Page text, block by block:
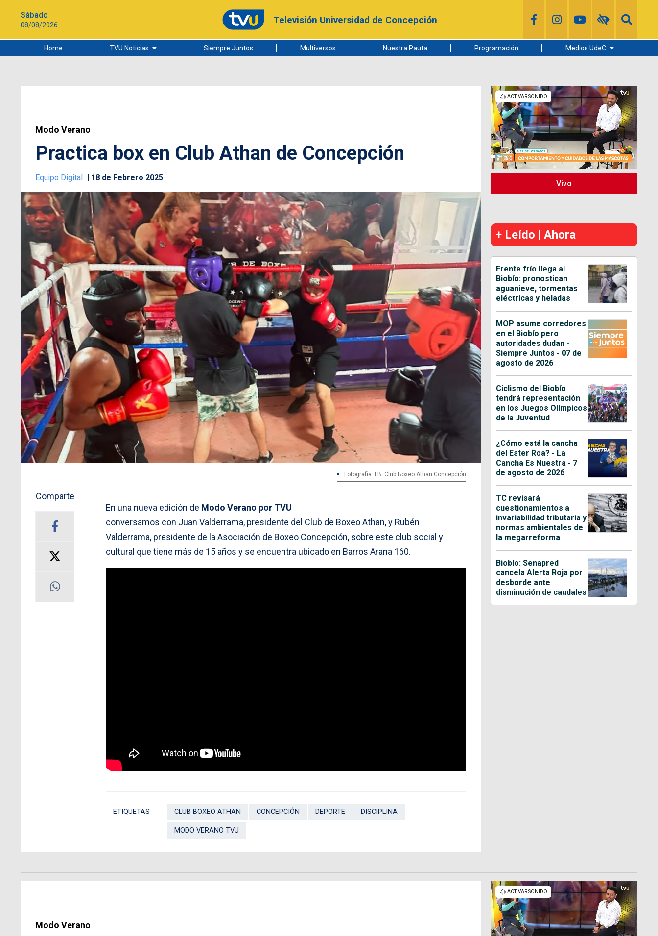
Sábado
08/08/2026 Televisión Universidad de Concepción
Home TVU Noticias
Ciudad
Siempre Juntos Multiversos Nuestra Pauta Programación Medios UdeC
Radio UdeC
Noticias UdeC
La Discusión
Modo Verano
Practica box en Club Athan de Concepción
Equipo Digital 18 de Febrero 2025
Fotografía: FB: Club Boxeo Athan Concepción
Comparte
En una nueva edición de Modo Verano por TVU
conversamos con Juan Valderrama, presidente del Club de Boxeo Athan, y Rubén
Valderrama, presidente de la Asociación de Boxeo Concepción, sobre este club social y
cultural que tiene más de 15 años y se encuentra ubicado en Barros Arana 160.
ETIQUETAS CLUB BOXEO ATHAN CONCEPCIÓN DEPORTE DISCIPLINA
MODO VERANO TVU
Vivo
+ Leído | Ahora
Frente frío llega al
Biobío: pronostican
aguanieve, tormentas
eléctricas y heladas
MOP asume corredores
en el Biobío pero
autoridades dudan -
Siempre Juntos - 07 de
agosto de 2026
Ciclismo del Biobío
tendrá representación
en los Juegos Olímpicos
de la Juventud
¿Cómo está la cancha
del Ester Roa? - La
Cancha Es Nuestra - 7
de agosto de 2026
TC revisará
cuestionamientos a
invariabilidad tributaria y
normas ambientales de
la megarreforma
Biobío: Senapred
cancela Alerta Roja por
desborde ante
disminución de caudales
Modo Verano